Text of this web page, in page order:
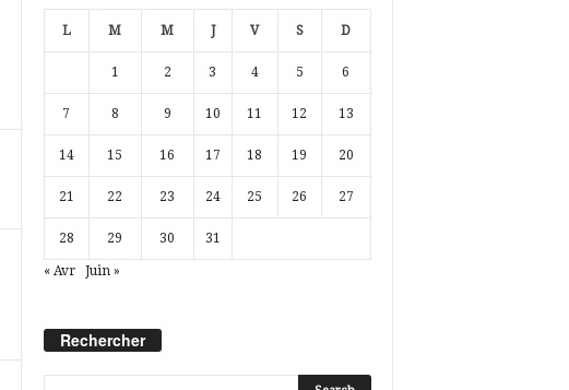
L M M J V S D
1 2 3 4 5 6
7 8 9 10 11 12 13
14 15 16 17 18 19 20
21 22 23 24 25 26 27
28 29 30 31
« Avr Juin »
Rechercher